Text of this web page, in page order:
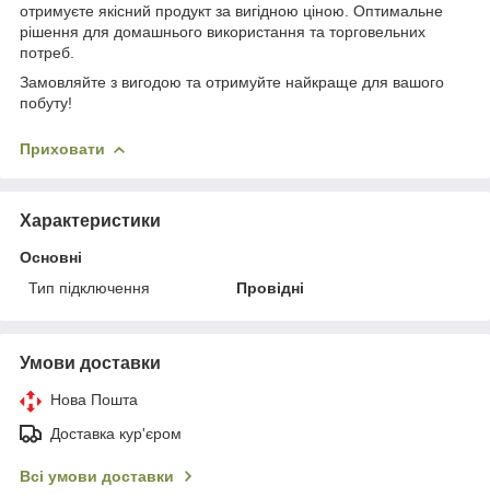
отримуєте якісний продукт за вигідною ціною. Оптимальне
рішення для домашнього використання та торговельних
потреб.
Замовляйте з вигодою та отримуйте найкраще для вашого
побуту!
Приховати
Характеристики
Основні
Тип підключення
Провідні
Умови доставки
Нова Пошта
Доставка кур'єром
Всі умови доставки